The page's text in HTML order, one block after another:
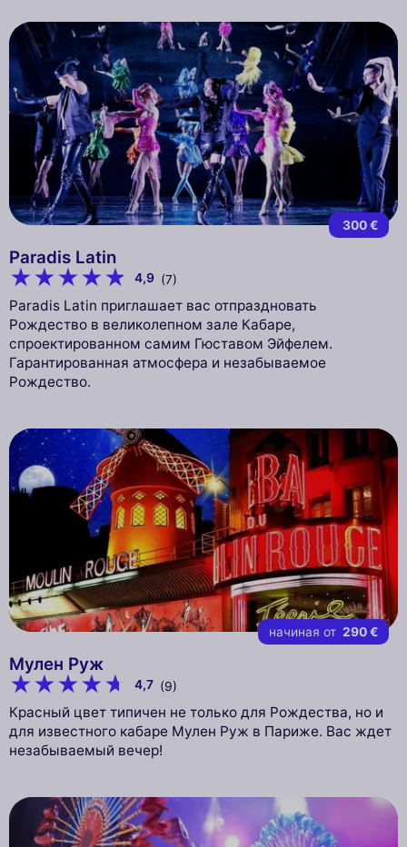
300 €
Paradis Latin
4,9 (7)
Paradis Latin приглашает вас отпраздновать
Рождество в великолепном зале Кабаре,
спроектированном самим Гюставом Эйфелем.
Гарантированная атмосфера и незабываемое
Рождество.
начиная от 290 €
Мулен Руж
4,7 (9)
Красный цвет типичен не только для Рождества, но и
для известного кабаре Мулен Руж в Париже. Вас ждет
незабываемый вечер!